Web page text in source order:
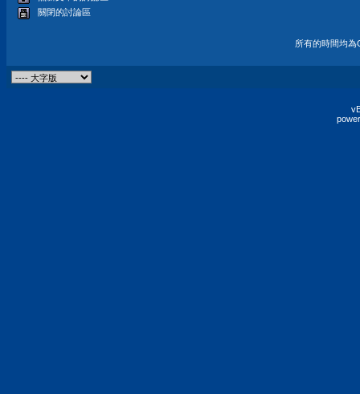
關閉的討論區
所有的時間均為